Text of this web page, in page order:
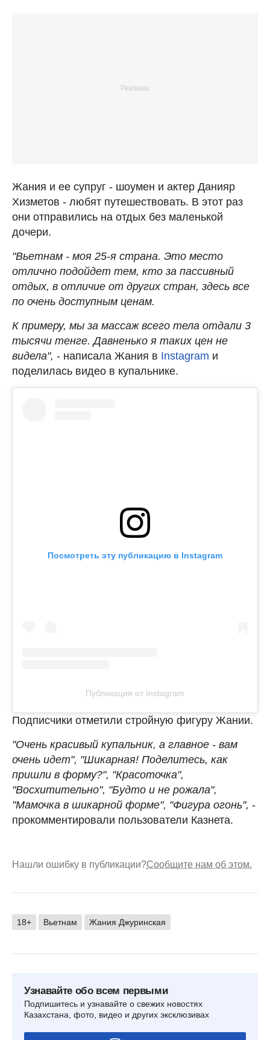
Жания и ее супруг - шоумен и актер Данияр
Хизметов - любят путешествовать. В этот раз
они отправились на отдых без маленькой
дочери.
"Вьетнам - моя 25-я страна. Это место
отлично подойдет тем, кто за пассивный
отдых, в отличие от других стран, здесь все
по очень доступным ценам.
К примеру, мы за массаж всего тела отдали 3
тысячи тенге. Давненько я таких цен не
видела", - написала Жания в Instagram и
поделилась видео в купальнике.
Посмотреть эту публикацию в Instagram
Публикация от Instagram
Подписчики отметили стройную фигуру Жании.
"Очень красивый купальник, а главное - вам
очень идет", "Шикарная! Поделитесь, как
пришли в форму?", "Красоточка",
"Восхитительно", "Будто и не рожала",
"Мамочка в шикарной форме", "Фигура огонь", -
прокомментировали пользователи Казнета.
Нашли ошибку в публикации?Сообщите нам об этом.
18+ Вьетнам Жания Джуринская
Узнавайте обо всем первыми
Подпишитесь и узнавайте о свежих новостях
Казахстана, фото, видео и других эксклюзивах